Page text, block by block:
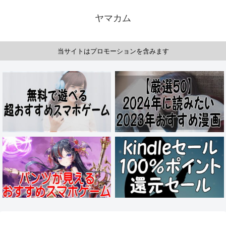
ヤマカム
当サイトはプロモーションを含みます